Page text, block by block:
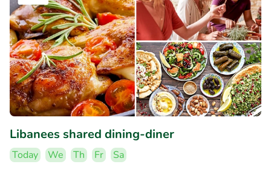
Libanees shared dining-diner
Today We Th Fr
Sa